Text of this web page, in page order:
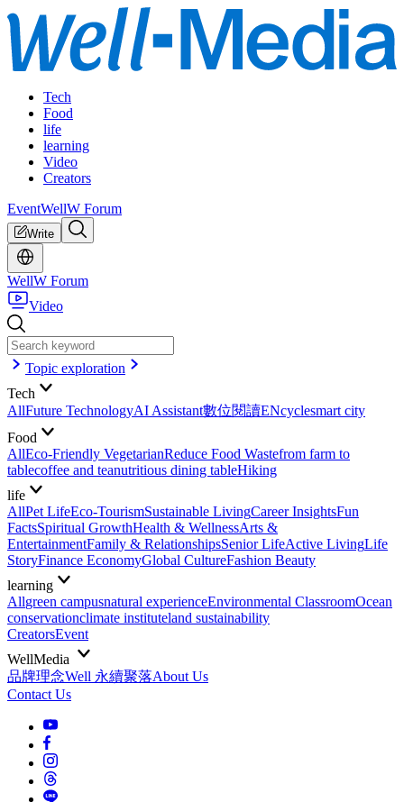
Tech
Food
life
learning
Video
Creators
EventWellW Forum
Write
WellW Forum
Video
Topic exploration
Tech
AllFuture TechnologyAI Assistant數位閱讀ENcyclesmart city
Food
AllEco-Friendly VegetarianReduce Food Wastefrom farm to
tablecoffee and teanutritious dining tableHiking
life
AllPet LifeEco-TourismSustainable LivingCareer InsightsFun
FactsSpiritual GrowthHealth & WellnessArts &
EntertainmentFamily & RelationshipsSenior LifeActive LivingLife
StoryFinance EconomyGlobal CultureFashion Beauty
learning
Allgreen campusnatural experienceEnvironmental ClassroomOcean
conservationclimate instituteland sustainability
CreatorsEvent
WellMedia
品牌理念Well 永續聚落About Us
Contact Us